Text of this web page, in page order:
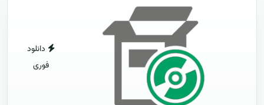
دانلود
فوری